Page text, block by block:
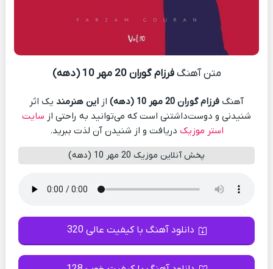
متن آهنگفرزام گوران 20 مهر 10 (دهه)
آهنگ فرزام گوران 20 مهر 10 (دهه) از این هنرمند یک اثر
شنیدنی و دوست‌داشتنی است که می‌توانید به راحتی از سایت
استر موزیک دریافت و از شنیدن آن لذت ببرید.
پخش آنلاین موزیک 20 مهر 10 (دهه)
دانلود آهنگ با کیفیت عالی 320